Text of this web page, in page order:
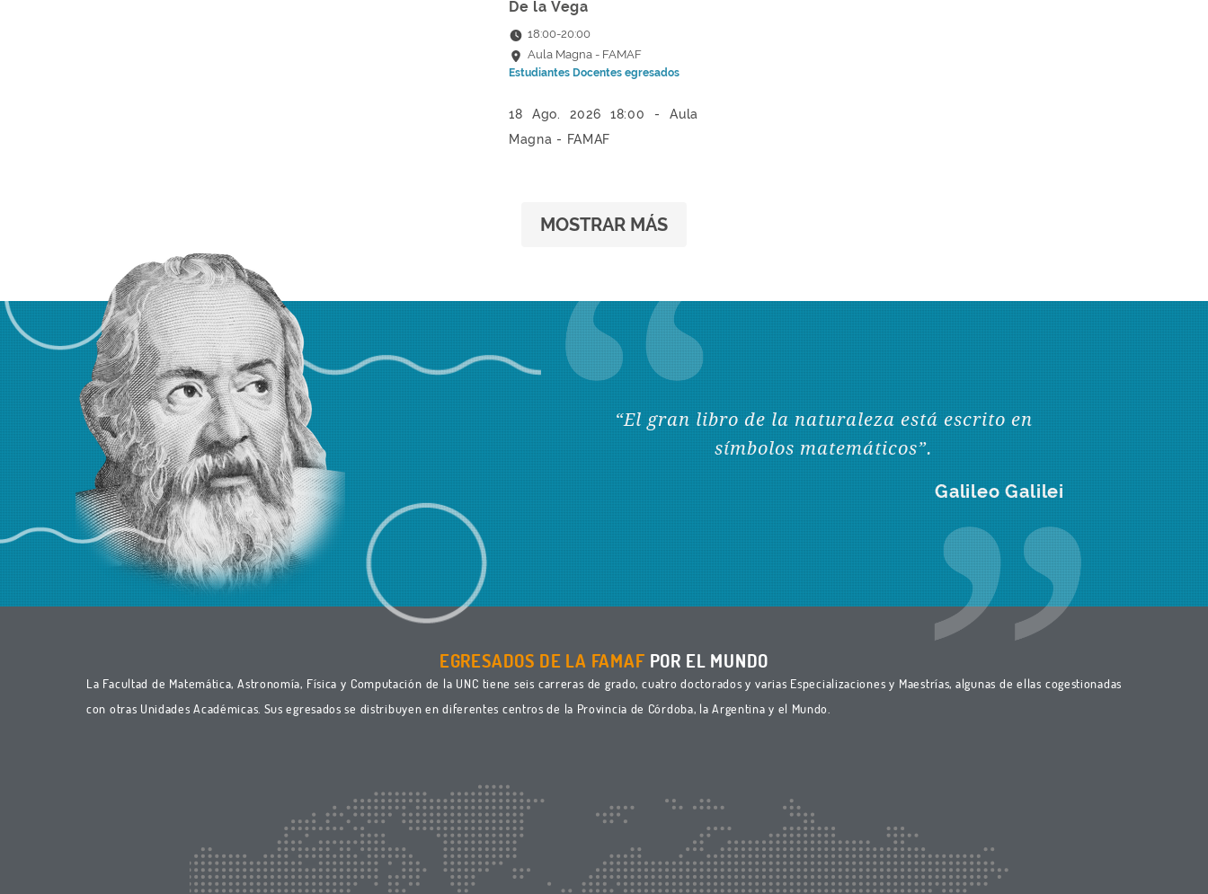
De la Vega
18:00-20:00
Aula Magna - FAMAF
Estudiantes Docentes egresados
18 Ago. 2026 18:00 - Aula
Magna - FAMAF
MOSTRAR MÁS
“El gran libro de la naturaleza está escrito en
símbolos matemáticos”.
Galileo Galilei
EGRESADOS DE LA FAMAF POR EL MUNDO
La Facultad de Matemática, Astronomía, Física y Computación de la UNC tiene seis carreras de grado, cuatro doctorados y varias Especializaciones y Maestrías, algunas de ellas cogestionadas
con otras Unidades Académicas. Sus egresados se distribuyen en diferentes centros de la Provincia de Córdoba, la Argentina y el Mundo.